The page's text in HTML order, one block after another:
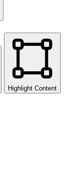
Highlight Content